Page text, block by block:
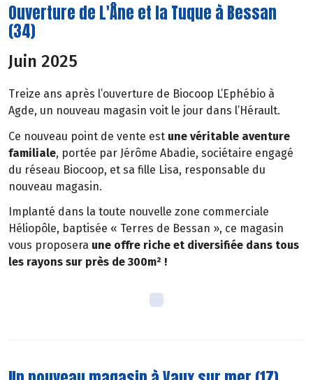
Ouverture de L'Âne et la Tuque à Bessan
(34)
Juin 2025
Treize ans après l’ouverture de Biocoop L’Ephébio à
Agde, un nouveau magasin voit le jour dans l’Hérault.
Ce nouveau point de vente est une véritable aventure
familiale, portée par Jérôme Abadie, sociétaire engagé
du réseau Biocoop, et sa fille Lisa, responsable du
nouveau magasin.
Implanté dans la toute nouvelle zone commerciale
Héliopôle, baptisée « Terres de Bessan », ce magasin
vous proposera une offre riche et diversifiée dans tous
les rayons sur près de 300m² !